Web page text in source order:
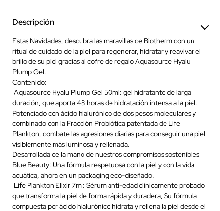
Descripción
Estas Navidades, descubra las maravillas de Biotherm con un
ritual de cuidado de la piel para regenerar, hidratar y reavivar el
brillo de su piel gracias al cofre de regalo Aquasource Hyalu
Plump Gel.
Contenido:
Aquasource Hyalu Plump Gel 50ml: gel hidratante de larga
duración, que aporta 48 horas de hidratación intensa a la piel.
Potenciado con ácido hialurónico de dos pesos moleculares y
combinado con la Fracción Probiótica patentada de Life
Plankton, combate las agresiones diarias para conseguir una piel
visiblemente más luminosa y rellenada.
Desarrollada de la mano de nuestros compromisos sostenibles
Blue Beauty: Una fórmula respetuosa con la piel y con la vida
acuática, ahora en un packaging eco-diseñado.
Life Plankton Elixir 7ml: Sérum anti-edad clínicamente probado
que transforma la piel de forma rápida y duradera, Su fórmula
compuesta por ácido hialurónico hidrata y rellena la piel desde el